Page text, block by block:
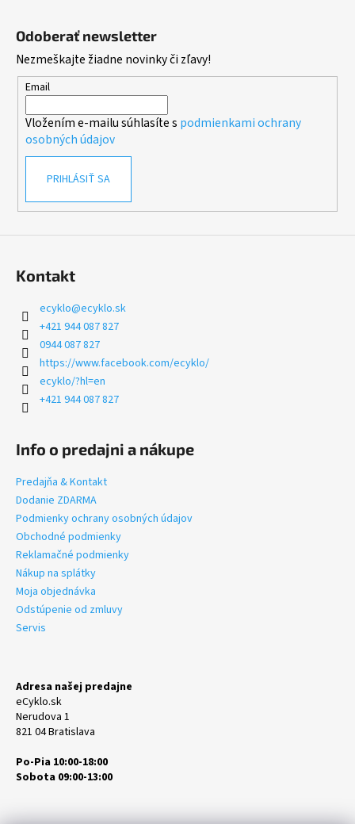
Odoberať newsletter
Nezmeškajte žiadne novinky či zľavy!
Email
Vložením e-mailu súhlasíte s podmienkami ochrany
osobných údajov
PRIHLÁSIŤ SA
Kontakt
ecyklo@ecyklo.sk
+421 944 087 827
0944 087 827
https://www.facebook.com/ecyklo/
ecyklo/?hl=en
+421 944 087 827
Info o predajni a nákupe
Predajňa & Kontakt
Dodanie ZDARMA
Podmienky ochrany osobných údajov
Obchodné podmienky
Reklamačné podmienky
Nákup na splátky
Moja objednávka
Odstúpenie od zmluvy
Servis
Adresa našej predajne
eCyklo.sk
Nerudova 1
821 04 Bratislava
Po-Pia 10:00-18:00
Sobota 09:00-13:00